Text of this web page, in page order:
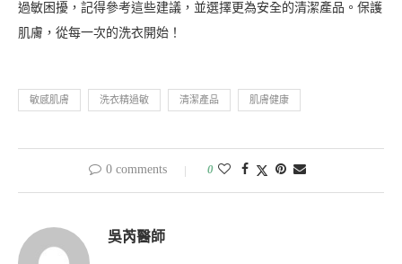
過敏困擾，記得參考這些建議，並選擇更為安全的清潔產品。保護
肌膚，從每一次的洗衣開始！
敏感肌膚 洗衣精過敏 清潔產品 肌膚健康
0 comments 0
吳芮醫師